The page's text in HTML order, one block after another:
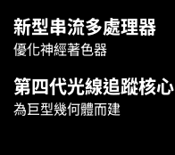
新型串流多處理器
優化神經著色器
第四代光線追蹤核心
為巨型幾何體而建